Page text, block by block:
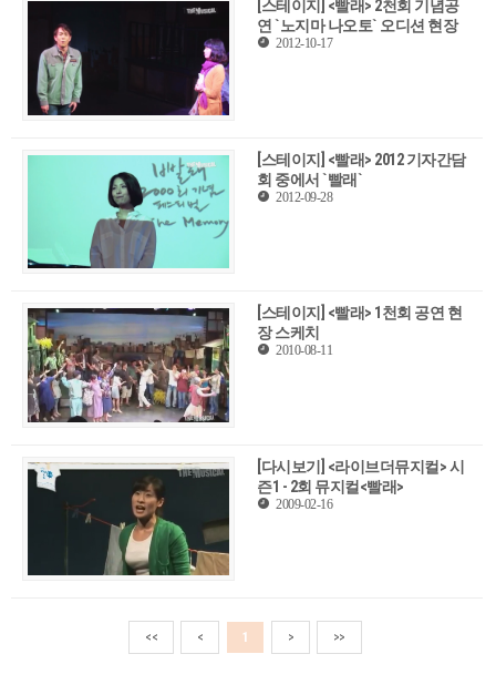
[스테이지] <빨래> 2천회 기념공
연 `노지마 나오토` 오디션 현장
2012-10-17
[스테이지] <빨래> 2012 기자간담
회 중에서 `빨래`
2012-09-28
[스테이지] <빨래> 1천회 공연 현
장 스케치
2010-08-11
[다시보기] <라이브더뮤지컬> 시
즌1 - 2회 뮤지컬<빨래>
2009-02-16
<< < 1 > >>